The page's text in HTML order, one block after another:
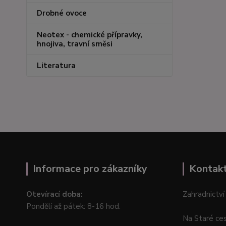
Drobné ovoce
Neotex - chemické přípravky,
hnojiva, travní směsi
Literatura
Informace pro zákazníky
Otevírací doba:
Pondělí až pátek: 8-16 hod.
Na Staré